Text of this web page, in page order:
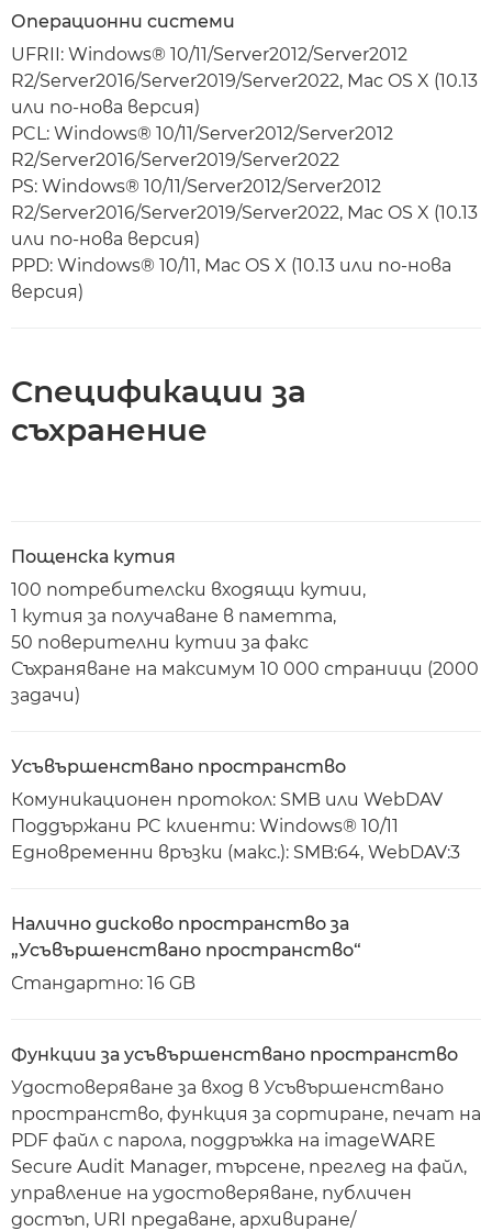
Операционни системи
UFRII: Windows® 10/11/Server2012/Server2012
R2/Server2016/Server2019/Server2022, Mac OS X (10.13
или по-нова версия)
PCL: Windows® 10/11/Server2012/Server2012
R2/Server2016/Server2019/Server2022
PS: Windows® 10/11/Server2012/Server2012
R2/Server2016/Server2019/Server2022, Mac OS X (10.13
или по-нова версия)
PPD: Windows® 10/11, Mac OS X (10.13 или по-нова
версия)
Спецификации за
съхранение
Пощенска кутия
100 потребителски входящи кутии,
1 кутия за получаване в паметта,
50 поверителни кутии за факс
Съхраняване на максимум 10 000 страници (2000
задачи)
Усъвършенствано пространство
Комуникационен протокол: SMB или WebDAV
Поддържани PC клиенти: Windows® 10/11
Едновременни връзки (макс.): SMB:64, WebDAV:3
Налично дисково пространство за
„Усъвършенствано пространство“
Стандартно: 16 GB
Функции за усъвършенствано пространство
Удостоверяване за вход в Усъвършенствано
пространство, функция за сортиране, печат на
PDF файл с парола, поддръжка на imageWARE
Secure Audit Manager, търсене, преглед на файл,
управление на удостоверяване, публичен
достъп, URI предаване, архивиране/